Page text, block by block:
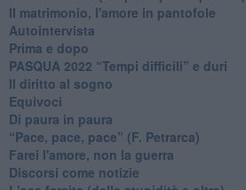
Il matrimonio, l'amore in pantofole
Autointervista
Prima e dopo
​PASQUA 2022 “Tempi difficili” e duri
Il diritto al sogno
Equivoci
Di paura in paura
​“Pace, pace, pace” (F. Petrarca)
Farei l'amore, non la guerra
Discorsi come notizie